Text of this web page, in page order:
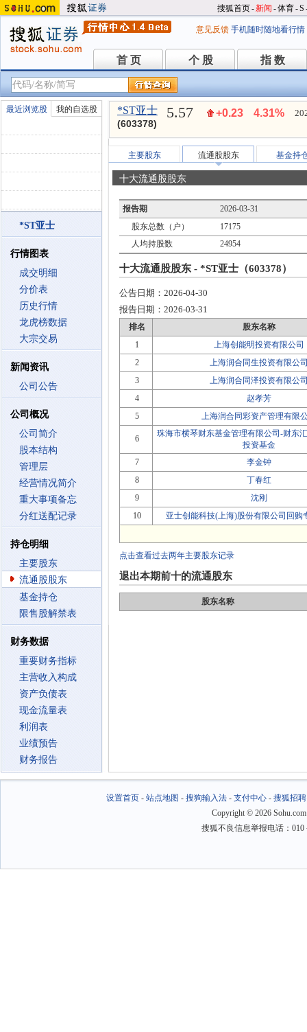
搜狐首页-新闻 -体育-S
意见反馈 手机随时随地看行情
首 页
首 页 个 股
个 股 指 数
指 数
最近浏览股 我的自选股
*ST亚士
行情图表
成交明细
分价表
历史行情
龙虎榜数据
大宗交易
新闻资讯
公司公告
公司概况
公司简介
股本结构
管理层
经营情况简介
重大事项备忘
分红送配记录
持仓明细
主要股东
流通股股东
基金持仓
限售股解禁表
财务数据
重要财务指标
主营收入构成
资产负债表
现金流量表
利润表
业绩预告
财务报告
*ST亚士
(603378)
5.57 +0.23 4.31%
主要股东 流通股股东 基金持
十大流通股股东
报告期
2026-03-31
股东总数（户）
17175
人均持股数
24954
十大流通股股东 - *ST亚士（603378）
公告日期： 2026-04-30
报告日期： 2026-03-31
排名
股东名称
1
上海创能明投资有限公司
2
上海润合同生投资有限公
3
上海润合同泽投资有限公
4
赵孝芳
5
上海润合同彩资产管理有限
6
珠海市横琴财东基金管理有限公司-财东
投资基金
7
李金钟
8
丁春红
9
沈刚
10
亚士创能科技(上海)股份有限公司回购
点击查看过去两年主要股东记录
退出本期前十的流通股东
股东名称
设置首页- 站点地图 - 搜狗输入法- 支付中心- 搜狐招聘
Copyright © 2026
搜狐不良信息举报电话：010